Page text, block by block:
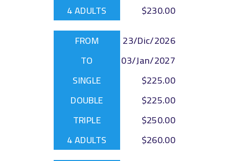
$230.00
23/Dic/2026
03/Jan/2027
$225.00
$225.00
$250.00
$260.00